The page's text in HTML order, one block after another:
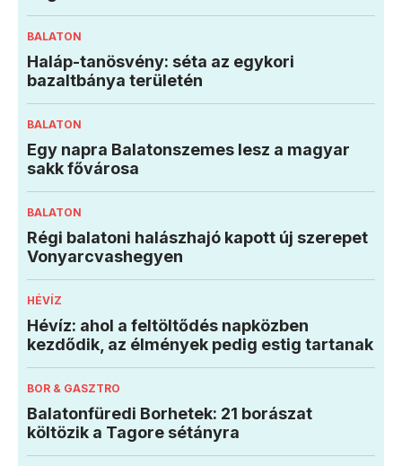
BALATON
Haláp-tanösvény: séta az egykori
bazaltbánya területén
BALATON
Egy napra Balatonszemes lesz a magyar
sakk fővárosa
BALATON
Régi balatoni halászhajó kapott új szerepet
Vonyarcvashegyen
HÉVÍZ
Hévíz: ahol a feltöltődés napközben
kezdődik, az élmények pedig estig tartanak
BOR & GASZTRO
Balatonfüredi Borhetek: 21 borászat
költözik a Tagore sétányra